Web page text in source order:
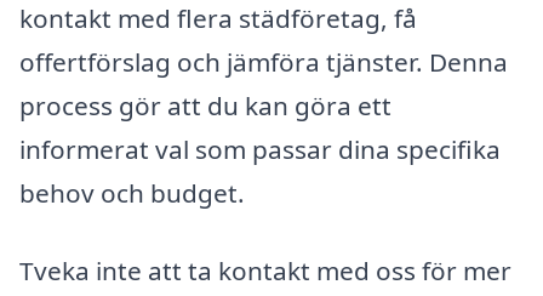
kontakt med flera städföretag, få
offertförslag och jämföra tjänster. Denna
process gör att du kan göra ett
informerat val som passar dina specifika
behov och budget.
Tveka inte att ta kontakt med oss för mer